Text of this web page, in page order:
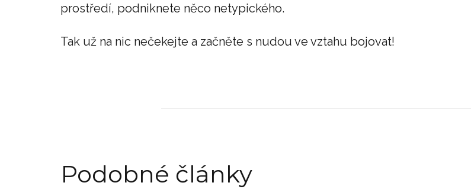
prostředí, podniknete něco netypického.
Tak už na nic nečekejte a začněte s nudou ve vztahu bojovat!
Podobné články